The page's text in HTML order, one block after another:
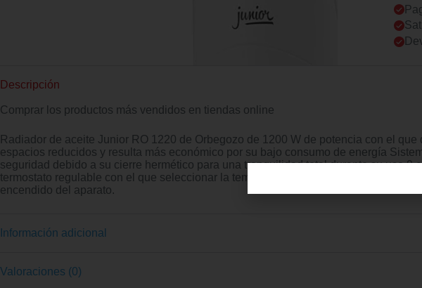
Descripción
Comprar los productos más vendidos en tiendas online
Radiador de aceite Junior RO 1220 de Orbegozo de 1200 W de potencia con el
espacios reducidos y resulta más económico por su bajo consumo de energía
seguridad debido a su cierre hermético para una tranquilidad total durante su uso
termostato regulable con el que seleccionar la temperatura a tu gusto, asa para
encendido del aparato.
Información adicional
Valoraciones (0)